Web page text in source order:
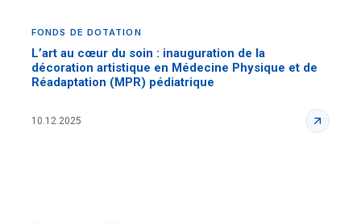
FONDS DE DOTATION
L’art au cœur du soin : inauguration de la
décoration artistique en Médecine Physique et de
Réadaptation (MPR) pédiatrique
10.12.2025